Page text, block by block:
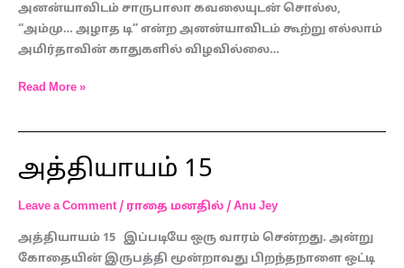
அனன்யாவிடம் சாருபாலா கவலையுடன் சொல்ல,
“அம்மு… அழாத டி” என்ற அனன்யாவிடம் கூற்று எல்லாம்
அமிர்தாவின் காதுகளில் விழவில்லை…
Read More »
அத்தியாயம் 15
Leave a Comment/ ராதை மனதில்/Anu Jey
அத்தியாயம் 15 இப்படியே ஒரு வாரம் சென்றது. அன்று
கோதையின் இருபத்தி மூன்றாவது பிறந்தநாளை ஒட்டி
அத்தியாயம்